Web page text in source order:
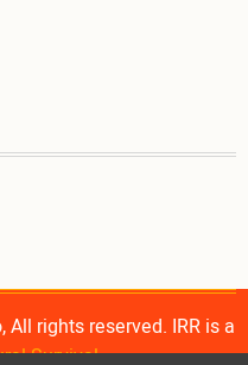
rights reserved. IRR is a
Survival.